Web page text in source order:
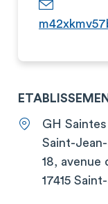
GH
Saint-
18, avenue
17415